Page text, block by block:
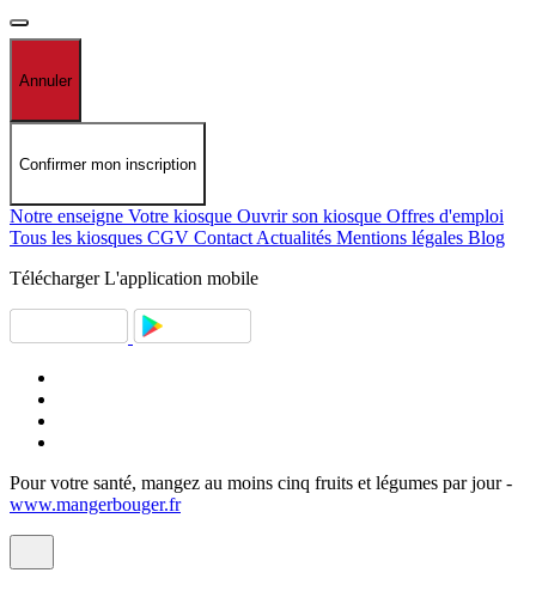
Annuler
Confirmer mon inscription
Notre enseigne Votre kiosque Ouvrir son kiosque Offres d'emploi
Tous les kiosques CGV Contact Actualités Mentions légales Blog
Télécharger L'application mobile
Pour votre santé, mangez au moins cinq fruits et légumes par jour -
www.mangerbouger.fr